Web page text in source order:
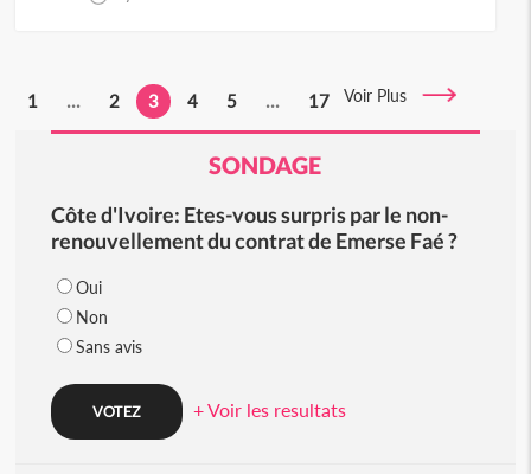
1 ... 2 3 4 5 ... 17 Voir Plus
SONDAGE
Côte d'Ivoire: Etes-vous surpris par le non-
renouvellement du contrat de Emerse Faé ?
Oui
Non
Sans avis
+ Voir les resultats